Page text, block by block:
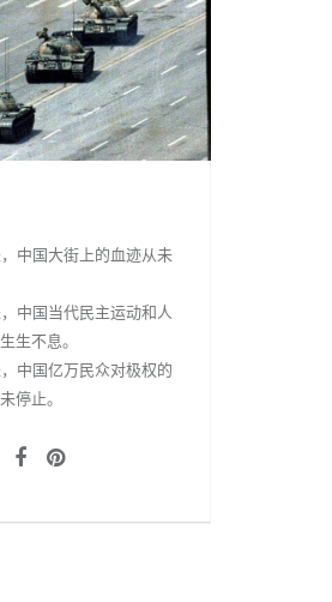
中国大街上的血迹从未
中国当代民主运动和人
生不息。
中国亿万民众对极权的
停止。